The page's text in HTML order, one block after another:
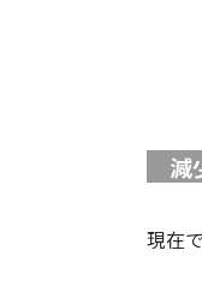
減
現在